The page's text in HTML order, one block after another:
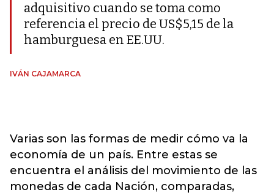
adquisitivo cuando se toma como
referencia el precio de US$5,15 de la
hamburguesa en EE.UU.
IVÁN CAJAMARCA
Varias son las formas de medir cómo va la
economía de un país. Entre estas se
encuentra el análisis del movimiento de las
monedas de cada Nación, comparadas,